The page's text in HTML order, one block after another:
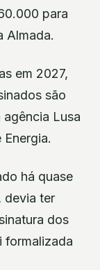
para
Almada.
em 2027,
são
Lusa
há quase
devia ter
dos
formalizada